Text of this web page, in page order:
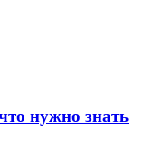
нужно знать